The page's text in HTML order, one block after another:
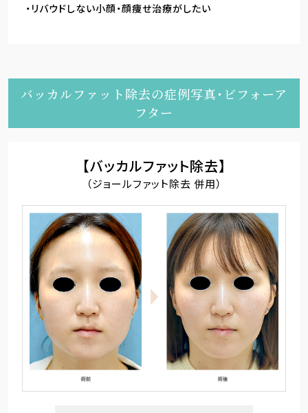
リバウドしない小顔・顔痩せ治療がしたい
バッカルファット除去の症例写真・ビフォーア
フター
【バッカルファット除去】
（ジョールファット除去 併用）